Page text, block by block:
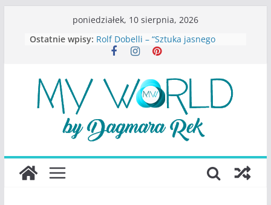
poniedziałek, 10 sierpnia, 2026
Ostatnie wpisy: Rolf Dobelli – “Sztuka jasnego
myślenia”
Konstancina. Sekrety seksbiznesu”
Katarzyna Lewandowicz – Zanim
straciliśmy siebie
Judith Joseph – “Wysoko
funkcjonująca depresja”
S.Wynn-Williams – “Bezwzględni. O
największego portalu